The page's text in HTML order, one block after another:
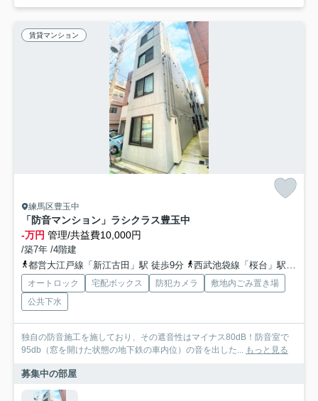
賃貸マンション
練馬区豊玉中
「防音マンション」ラシクラス豊玉中
-万円 管理/共益費10,000円
/築7年 /4階建
都営大江戸線「新江古田」駅 徒歩9分
西武池袋線「桜台」駅 徒歩13分
オートロック 宅配ボックス 防犯カメラ
敷地内ごみ置き場
公共下水
独自の防音施工を施しており、その遮音性はマイナス80dB！防音室で
95db（窓を開けた状態の地下鉄の車内位）の音を出した... もっと見る
募集中の部屋